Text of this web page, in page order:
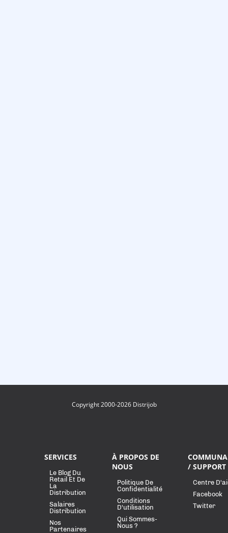
Copyright 2000-2026 Distrijob
SERVICES
Le Blog Du
Retail Et De
La
Distribution
Salaires
Distribution
Nos
Partenaires
À PROPOS DE
NOUS
Politique De
Confidentialité
Conditions
D'utilisation
Qui Sommes-
Nous ?
/ SUPPORT
Centre
Facebook
Twitter